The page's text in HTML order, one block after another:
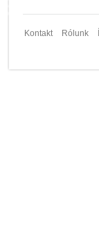
Kontakt Rólunk